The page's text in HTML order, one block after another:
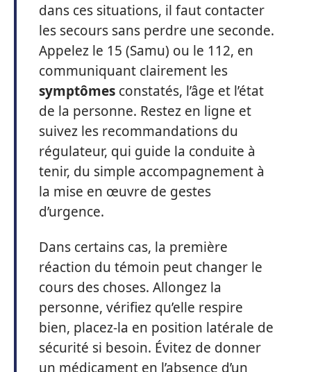
dans ces situations, il faut contacter
les secours sans perdre une seconde.
Appelez le 15 (Samu) ou le 112, en
communiquant clairement les
symptômes constatés, l’âge et l’état
de la personne. Restez en ligne et
suivez les recommandations du
régulateur, qui guide la conduite à
tenir, du simple accompagnement à
la mise en œuvre de gestes
d’urgence.
Dans certains cas, la première
réaction du témoin peut changer le
cours des choses. Allongez la
personne, vérifiez qu’elle respire
bien, placez-la en position latérale de
sécurité si besoin. Évitez de donner
un médicament en l’absence d’un